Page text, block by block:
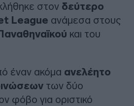
στον δεύτερο
League ανάμεσα στους
και του
έναν ακόμα ανελέητο
των δύο
φόβο για οριστικό